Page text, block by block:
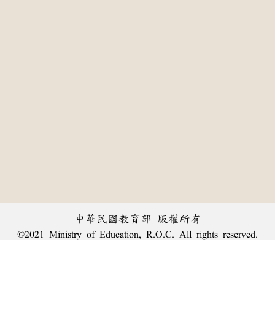
中華民國教育部 版權所有
©2021 Ministry of Education, R.O.C. All rights reserved.